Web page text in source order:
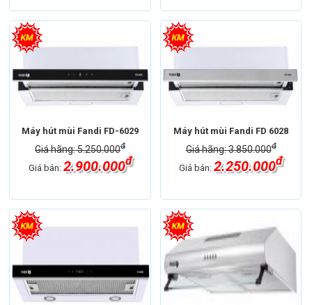
Máy hút mùi Fandi FD-6029
Giá hãng: 5.250.000đ
Giá bán: 2.900.000đ
Máy hút mùi Fandi FD 6028
Giá hãng: 3.850.000đ
Giá bán:2.250.000đ